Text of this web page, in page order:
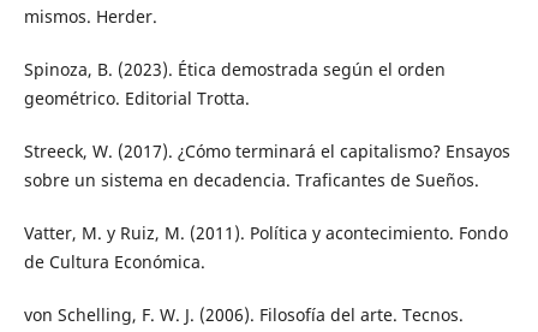
mismos. Herder.
Spinoza, B. (2023). Ética demostrada según el orden
geométrico. Editorial Trotta.
Streeck, W. (2017). ¿Cómo terminará el capitalismo? Ensayos
sobre un sistema en decadencia. Traficantes de Sueños.
Vatter, M. y Ruiz, M. (2011). Política y acontecimiento. Fondo
de Cultura Económica.
von Schelling, F. W. J. (2006). Filosofía del arte. Tecnos.